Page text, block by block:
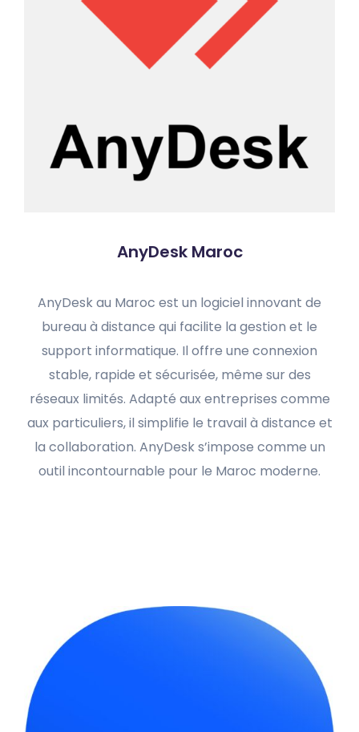
AnyDesk Maroc
AnyDesk au Maroc est un logiciel innovant de
bureau à distance qui facilite la gestion et le
support informatique. Il offre une connexion
stable, rapide et sécurisée, même sur des
réseaux limités. Adapté aux entreprises comme
aux particuliers, il simplifie le travail à distance et
la collaboration. AnyDesk s’impose comme un
outil incontournable pour le Maroc moderne.